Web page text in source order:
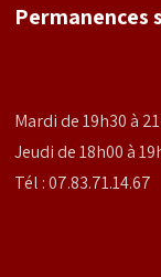
Mardi de 19h30 à
Jeudi de 18h00 à
Tél : 07.83.71.14.67